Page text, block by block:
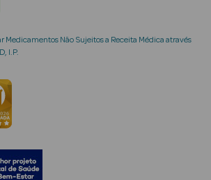
Não Sujeitos a Receita Médica através
I.P.